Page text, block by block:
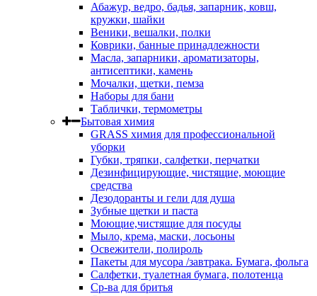
Абажур, ведро, бадья, запарник, ковш,
кружки, шайки
Веники, вешалки, полки
Коврики, банные принадлежности
Масла, запарники, ароматизаторы,
антисептики, камень
Мочалки, щетки, пемза
Наборы для бани
Таблички, термометры
Бытовая химия
GRASS химия для профессиональной
уборки
Губки, тряпки, салфетки, перчатки
Дезинфицирующие, чистящие, моющие
средства
Дезодоранты и гели для душа
Зубные щетки и паста
Моющие,чистящие для посуды
Мыло, крема, маски, лосьоны
Освежители, полироль
Пакеты для мусора /завтрака. Бумага, фольга
Салфетки, туалетная бумага, полотенца
Ср-ва для бритья